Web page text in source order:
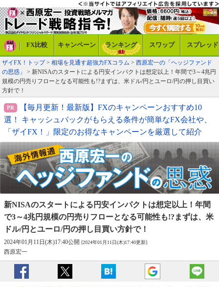
FX比較 キャンペーン ランキング スワップ スプレッド
ザイFX！トップ> 相場を見通す超強力FXコラム > 西原宏一の「ヘッジファンド
の思惑」
> 新NISAのスタートによる円安インパクトは想定以上！年間で3～4兆円
規模の円売りフローとなる可能性も!?まずは、米ドル/円とユーロ/円の押し目買い
方針で！
【毎月更新！最新版】FXのキャンペーンおすすめ10
選！ キャッシュバックがもらえる条件が簡単なFX会社や、
「ザイFX！」限定のお得なキャンペーンを厳選して紹介
新NISAのスタートによる円安インパクトは想定以上！ 年間
で3～4兆円規模の円売りフローとなる可能性も!? まずは、米
ドル/円とユーロ/円の押し目買い方針で！
2024年01月11日(木)17:40公開 [2024年01月11日(木)17:40更新]
西原宏一